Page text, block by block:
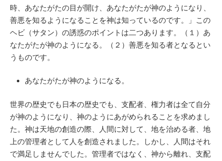
時、あなたがたの目が開け、あなたがたが神のようになり、
善悪を知るようになることを神は知っているのです。」この
ヘビ（サタン）の誘惑のポイントは二つあります。（１）あ
なたがたが神のようになる。（２）善悪を知る者となるとい
うものです。
あなたがたが神のようになる。
世界の歴史でも日本の歴史でも、支配者、権力者は全て自分
が神のようになり、神のようにあがめられることを求めまし
た。神は天地の創造の際、人間に対して、地を治める者、地
上の管理者として人を創造されました。しかし、人間はそれ
で満足しませんでした。管理者ではなく、神から離れ、支配